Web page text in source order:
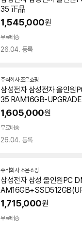
이
35 正品
1,545,000원
무료배송
26.04. 등록
주식회사 조은쇼핑네
이
버
이
삼성전자 삼성전자 올인원
35 RAM16GB-UPGRADE
1,605,000원
무료배송
26.04. 등록
주식회사 조은쇼핑네
이
버
이
삼성전자 삼성 올인원PC
1,715,000원
무료배송